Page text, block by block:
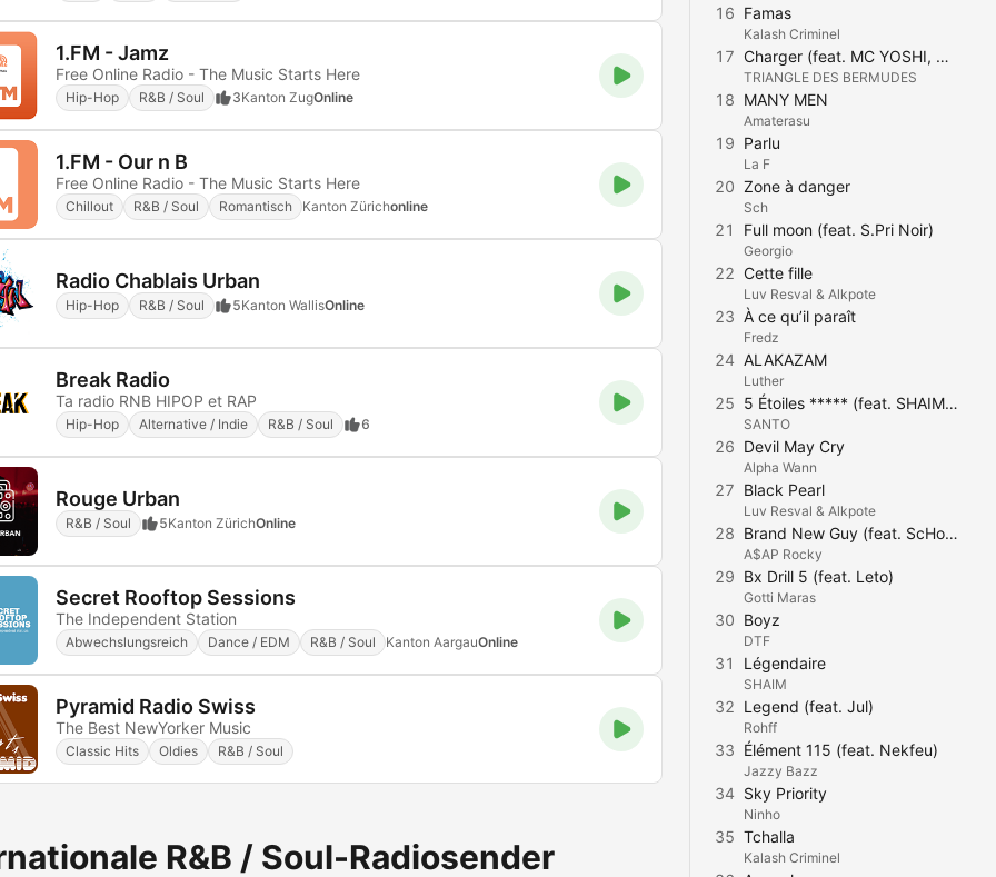
1.FM - Jamz
Free Online Radio - The Music Starts Here
Hip-Hop R&B / Soul 3Kanton ZugOnline
1.FM - Our n B
Free Online Radio - The Music Starts Here
Chillout R&B / Soul Romantisch Kanton Zürichonline
Radio Chablais Urban
Hip-Hop R&B / Soul 5Kanton WallisOnline
Break Radio
Ta radio RNB HIPOP et RAP
Hip-Hop Alternative / Indie R&B / Soul 6
Rouge Urban
R&B / Soul 5Kanton ZürichOnline
Secret Rooftop Sessions
The Independent Station
Abwechslungsreich Dance / EDM R&B / Soul Kanton AargauOnline
Pyramid Radio Swiss
The Best NewYorker Music
Classic Hits Oldies R&B / Soul
R&B / Soul-Radiosender
16 Famas
Kalash Criminel
17 Charger (feat. MC YOSHI, Mauvais djo & Kokosvoice)
TRIANGLE DES BERMUDES
18 MANY MEN
Amaterasu
19 Parlu
La F
20 Zone à danger
Sch
21 Full moon (feat. S.Pri Noir)
Georgio
22 Cette fille
Luv Resval & Alkpote
23 À ce qu’il paraît
Fredz
24 ALAKAZAM
Luther
25 5 Étoiles ***** (feat. SHAIM, Badnaiy, Rounhaa & Gio Dallas)
SANTO
26 Devil May Cry
Alpha Wann
27 Black Pearl
Luv Resval & Alkpote
28 Brand New Guy (feat. ScHoolboy Q)
A$AP Rocky
29 Bx Drill 5 (feat. Leto)
Gotti Maras
30 Boyz
DTF
31 Légendaire
SHAIM
32 Legend (feat. Jul)
Rohff
33 Élément 115 (feat. Nekfeu)
Jazzy Bazz
34 Sky Priority
Ninho
35 Tchalla
Kalash Criminel